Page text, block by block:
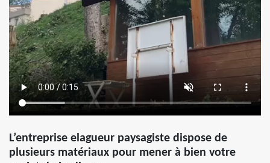
L’entreprise elagueur paysagiste dispose de
plusieurs matériaux pour mener à bien votre